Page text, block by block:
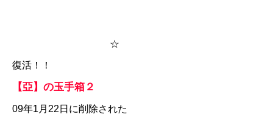
☆
復活！！
【亞】の玉手箱２
09年1月22日に削除された